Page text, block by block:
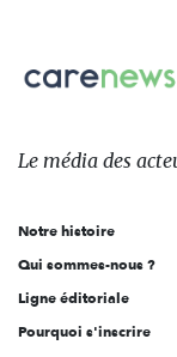
sur:
Carenews,
Le
des
l'engagement
Le média des
Notre histoire
Qui sommes-nous ?
Ligne éditoriale
Pourquoi s'inscrire